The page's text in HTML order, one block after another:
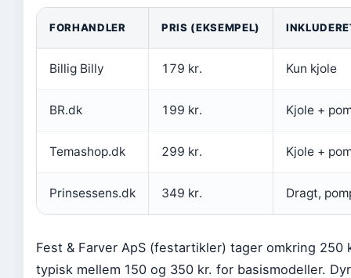
FORHANDLER PRIS (EKSEMPEL)
Billig Billy 179 kr. Kun kjole
BR.dk 199 kr. Kjole +
Temashop.dk 299 kr. Kjole +
Prinsessens.dk 349 kr. Dragt,
Fest & Farver ApS (festartikler) tager omkring
typisk mellem 150 og 350 kr. for basismodeller.